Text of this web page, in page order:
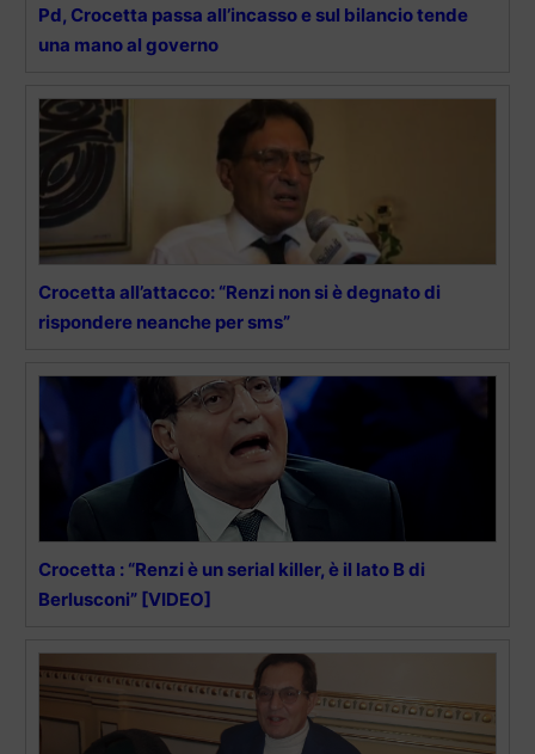
Pd, Crocetta passa all’incasso e sul bilancio tende
una mano al governo
Crocetta all’attacco: “Renzi non si è degnato di
rispondere neanche per sms”
Crocetta : “Renzi è un serial killer, è il lato B di
Berlusconi” [VIDEO]